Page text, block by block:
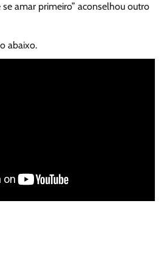
amar primeiro” aconselhou outro
abaixo.